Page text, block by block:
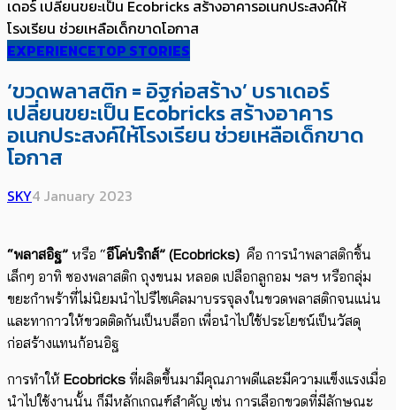
เดอร์ เปลี่ยนขยะเป็น Ecobricks สร้างอาคารอเนกประสงค์ให้
โรงเรียน ช่วยเหลือเด็กขาดโอกาส
EXPERIENCETOP STORIES
‘ขวดพลาสติก = อิฐก่อสร้าง’ บราเดอร์
เปลี่ยนขยะเป็น Ecobricks สร้างอาคาร
อเนกประสงค์ให้โรงเรียน ช่วยเหลือเด็กขาด
โอกาส
SKY4 January 2023
“พลาสอิฐ” หรือ “อีโค่บริกส์” (Ecobricks) คือ การนำพลาสติกชิ้น
เล็กๆ อาทิ ซองพลาสติก ถุงขนม หลอด เปลือกลูกอม ฯลฯ หรือกลุ่ม
ขยะกำพร้าที่ไม่นิยมนำไปรีไซเคิล​มาบรรจุลงในขวดพลาสติกจนแน่น
และทากาวให้ขวดติดกันเป็นบล็อก เพื่อนำไปใช้ประโยชน์เป็นวัสดุ
ก่อสร้างแทนก้อนอิฐ
การทำให้ Ecobricks ที่ผลิตขึ้นมามีคุณภาพดีและมีความแข็งแรงเมื่อ
นำไปใช้งานนั้น ก็มีหลักเกณฑ์สำคัญ เช่น การเลือกขวดที่มีลักษณะ